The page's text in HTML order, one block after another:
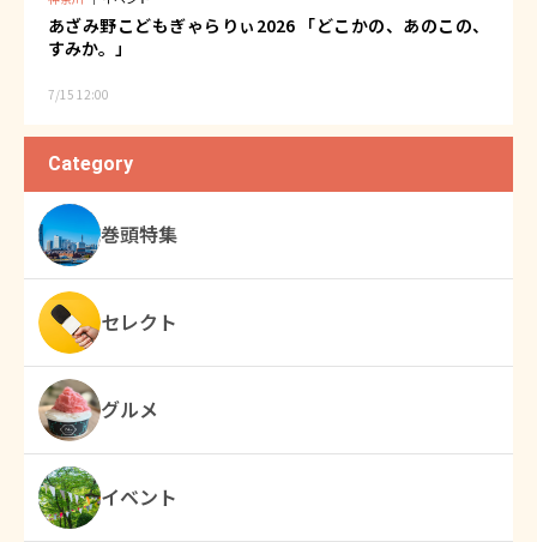
あざみ野こどもぎゃらりぃ2026 「どこかの、あのこの、
すみか。」
7/15 12:00
Category
巻頭特集
セレクト
グルメ
イベント